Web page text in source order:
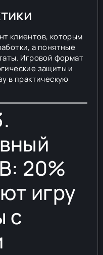
клиентов, которым
а понятные
Игровой формат
защиты и
в практическую
20%
игру
с